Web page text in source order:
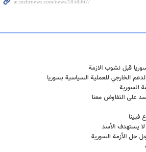
قبل نشوب الازمة
الخارجي للعملية السياسية بسوريا
السورية
على التفاوض معنا
فيينا
يستهدف الأسد
حل الأزمة السورية